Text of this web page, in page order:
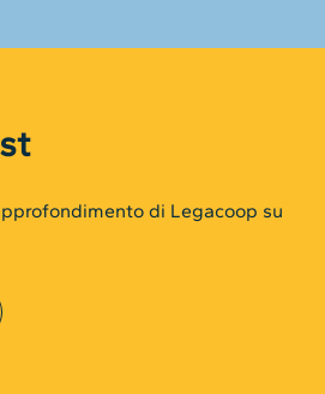
di Legacoop su